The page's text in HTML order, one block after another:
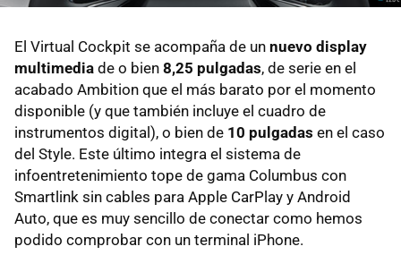
El Virtual Cockpit se acompaña de un nuevo display
multimedia de o bien 8,25 pulgadas, de serie en el
acabado Ambition que el más barato por el momento
disponible (y que también incluye el cuadro de
instrumentos digital), o bien de 10 pulgadas en el caso
del Style. Este último integra el sistema de
infoentretenimiento tope de gama Columbus con
Smartlink sin cables para Apple CarPlay y Android
Auto, que es muy sencillo de conectar como hemos
podido comprobar con un terminal iPhone.